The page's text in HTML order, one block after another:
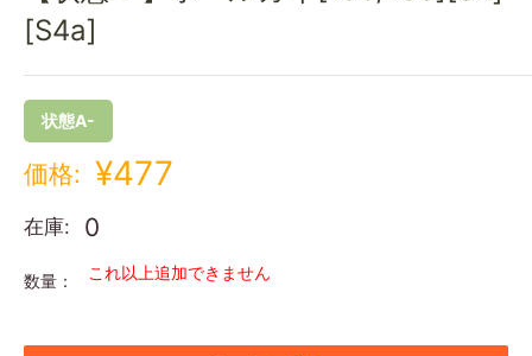
[S4a]
状態A-
価格: ¥477
在庫: 0
数量： これ以上追加できません